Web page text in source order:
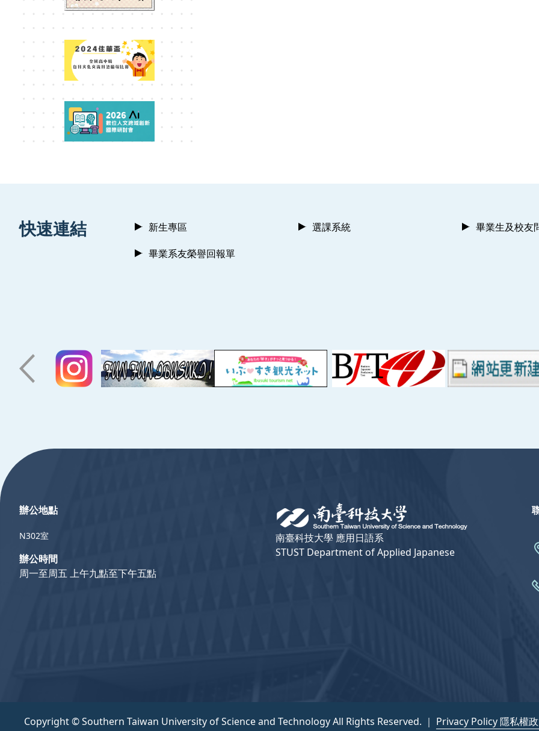
快速連結 新生專區 選課系統
畢業生及校友
畢業系友榮譽回報單
南臺科技大學 應用日語系
STUST Department of Applied Japanese
辦公地點
N302室
辦公時間
周一至周五 上午九點至下午五點
Copyright © Southern Taiwan University of Science and Technology All Rights Reserved. ｜ Privacy Policy 隱私權